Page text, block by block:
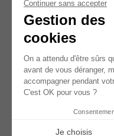
offres.